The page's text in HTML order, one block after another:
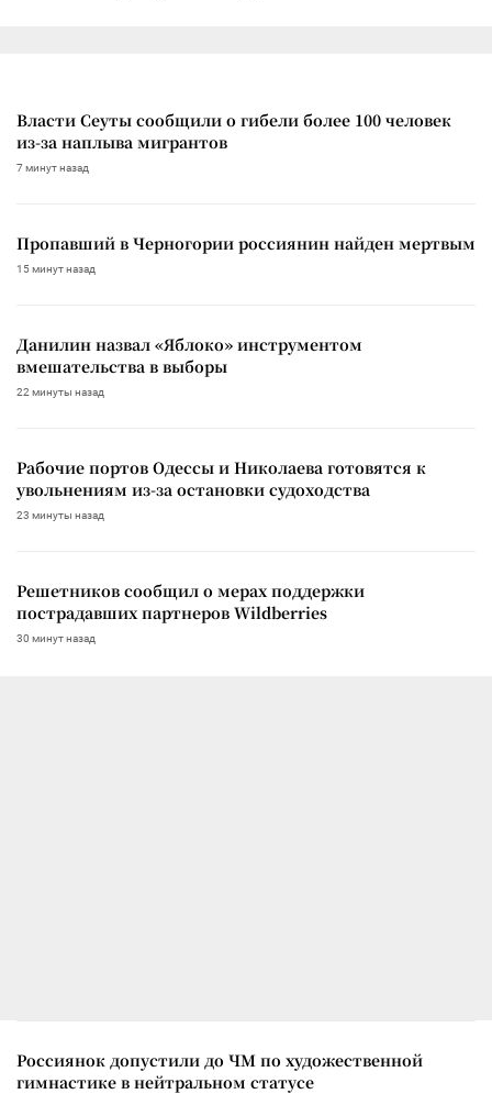
Власти Сеуты сообщили о гибели более 100 человек
из-за наплыва мигрантов
7 минут назад
Пропавший в Черногории россиянин найден мертвым
15 минут назад
Данилин назвал «Яблоко» инструментом
вмешательства в выборы
22 минуты назад
Рабочие портов Одессы и Николаева готовятся к
увольнениям из-за остановки судоходства
23 минуты назад
Решетников сообщил о мерах поддержки
пострадавших партнеров Wildberries
30 минут назад
Россиянок допустили до ЧМ по художественной
гимнастике в нейтральном статусе